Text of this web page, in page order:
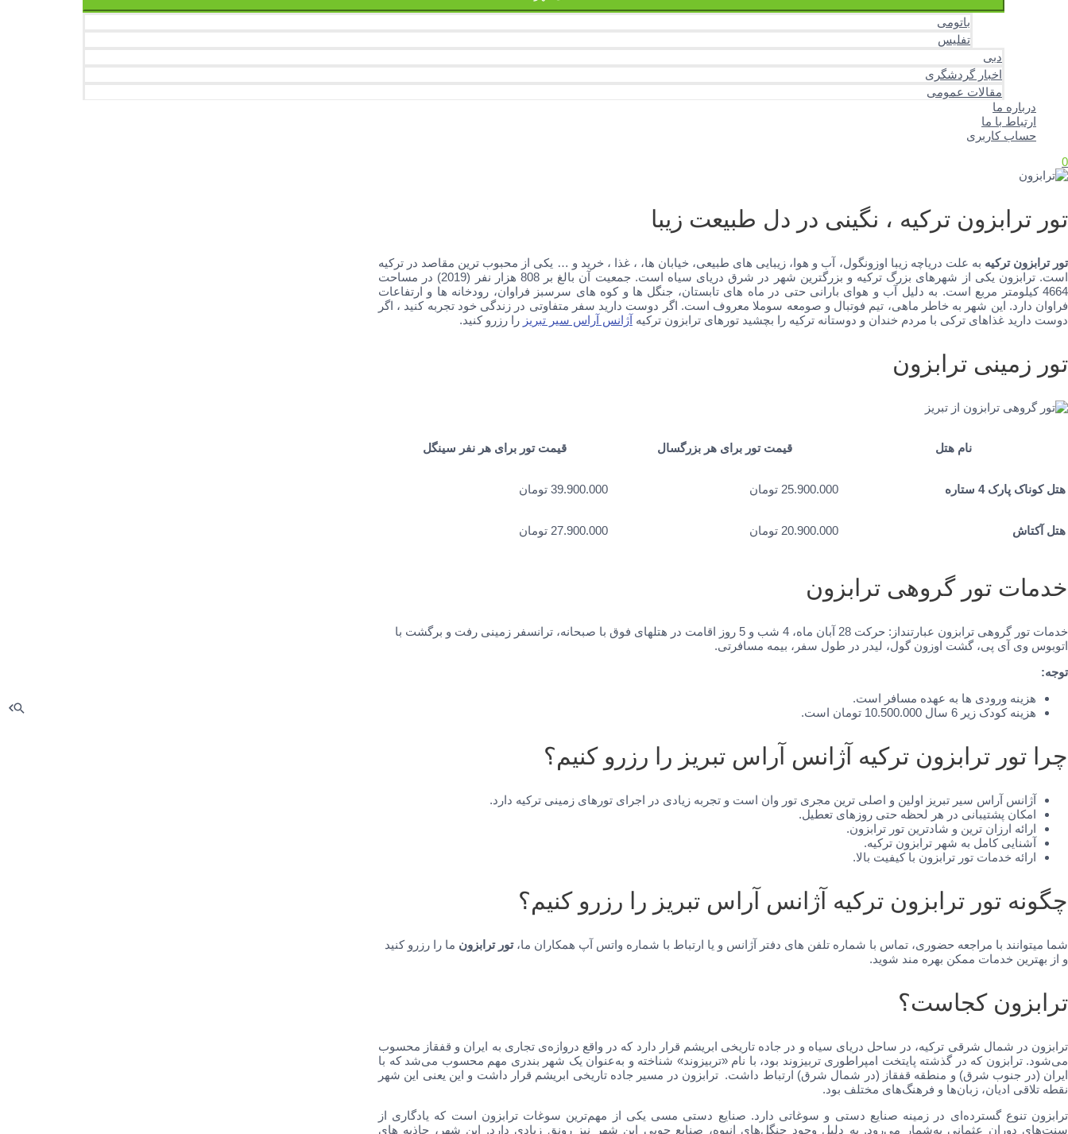
باتومی
تفلیس
دبی
اخبار گردشگری
مقالات عمومی
درباره ما
ارتباط با ما
حساب کاربری
0
تور ترابزون ترکیه ، نگینی در دل طبیعت زیبا
تور ترابزون ترکیه به علت دریاچه زیبا اوزونگول، آب و هوا، زیبایی های طبیعی، خیابان ها، ، غذا ، خرید و … یکی از محبوب ترین مقاصد در ترکیه
است. ترابزون یکی از شهرهای بزرگ ترکیه و بزرگترین شهر در شرق دریای سیاه است. جمعیت آن بالغ بر 808 هزار نفر (2019) در مساحت
4664 کیلومتر مربع است. به دلیل آب و هوای بارانی حتی در ماه های تابستان، جنگل ها و کوه های سرسبز فراوان، رودخانه ها و ارتفاعات
فراوان دارد. این شهر به خاطر ماهی، تیم فوتبال و صومعه سوملا معروف است. اگر دوست دارید سفر متفاوتی در زندگی خود تجربه کنید ، اگر
دوست دارید غذاهای ترکی با مردم خندان و دوستانه ترکیه را بچشید تورهای ترابزون ترکیه آژانس آراس سیر تبریز را رزرو کنید.
تور زمینی ترابزون
نام هتل قیمت تور برای هر بزرگسال قیمت تور برای هر نفر سینگل
هتل کوناک پارک 4 ستاره 25.900.000 تومان 39.900.000 تومان
هتل آکتاش 20.900.000 تومان 27.900.000 تومان
خدمات تور گروهی ترابزون
خدمات تور گروهی ترابزون عبارتنداز: حرکت 28 آبان ماه، 4 شب و 5 روز اقامت در هتلهای فوق با صبحانه، ترانسفر زمینی رفت و برگشت با
اتوبوس وی آی پی، گشت اوزون گول، لیدر در طول سفر، بیمه مسافرتی.
توجه:
هزینه ورودی ها به عهده مسافر است.
هزینه کودک زیر 6 سال 10.500.000 تومان است.
چرا تور ترابزون ترکیه آژانس آراس تبریز را رزرو کنیم؟
آژانس آراس سیر تبریز اولین و اصلی ترین مجری تور وان است و تجربه زیادی در اجرای تورهای زمینی ترکیه دارد.
امکان پشتیبانی در هر لحظه حتی روزهای تعطیل.
ارائه ارزان ترین و شادترین تور ترابزون.
آشنایی کامل به شهر ترابزون ترکیه.
ارائه خدمات تور ترابزون با کیفیت بالا.
چگونه تور ترابزون ترکیه آژانس آراس تبریز را رزرو کنیم؟
شما میتوانند با مراجعه حضوری، تماس با شماره تلفن های دفتر آژانس و یا ارتباط با شماره واتس آپ همکاران ما،تور ترابزون ما را رزرو کنید
و از بهترین خدمات ممکن بهره مند شوید.
ترابزون کجاست؟
ترابزون در شمال شرقی ترکیه، در ساحل دریای سیاه و در جاده تاریخی ابریشم قرار دارد که در واقع دروازه‌ی تجاری به ایران و قفقاز محسوب
می‌شود. ترابزون که در گذشته پایتخت امپراطوری تربیزوند بود، با نام «تربیزوند» شناخته و به‌عنوان یک شهر بندری مهم محسوب می‌شد که با
ایران (در جنوب شرق) و منطقه قفقاز (در شمال شرق) ارتباط داشت. ترابزون در مسیر جاده تاریخی ابریشم قرار داشت و این یعنی این شهر
نقطه تلاقی ادیان، زبان‌ها و فرهنگ‌های مختلف بود.
ترابزون تنوع گسترده‌ای در زمینه صنایع دستی و سوغاتی دارد. صنایع دستی مسی یکی از مهم‌ترین سوغات ترابزون است که یادگاری از
سنت‌های دوران عثمانی به‌شمار می‌رود. به دلیل وجود جنگل‌های انبوه، صنایع چوبی این شهر نیز رونق زیادی دارد. این شهر، جاذبه های